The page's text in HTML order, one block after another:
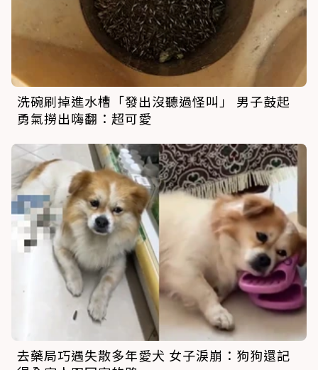
洗碗刷掉進水槽「發出沒聽過怪叫」 男子鼓起
勇氣撈出嗨翻：超可愛
去藥局巧遇失散多年愛犬 女子淚崩：狗狗還記